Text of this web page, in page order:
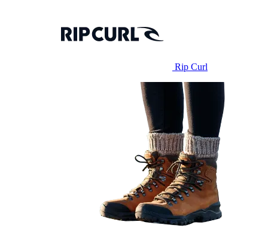
Rip Curl